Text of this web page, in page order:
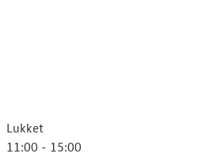
Lukket
11:00 - 15:00